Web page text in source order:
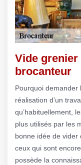
Vide
brocanteur
Pourquoi demander
réalisation d’un
qu’habituellement,
plus utilisés par les
bonne idée de vider
ceux qui sont
possède la